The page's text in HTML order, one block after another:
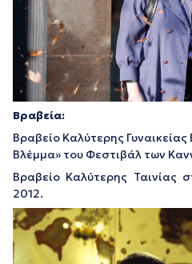
Βραβεία:
Βραβείο Καλύτερης
Βλέμμα» του Φεστιβάλ των
Βραβείο Καλύτερης Ταινίας
2012.